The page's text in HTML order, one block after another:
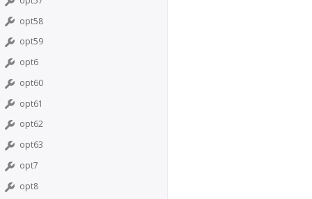
opt58
opt59
opt6
opt60
opt61
opt62
opt63
opt7
opt8